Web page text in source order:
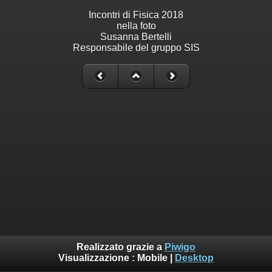
Incontri di Fisica 2018
nella foto
Susanna Bertelli
Responsabile del gruppo SIS
Realizzato grazie a Piwigo
Visualizzazione : Mobile Desktop